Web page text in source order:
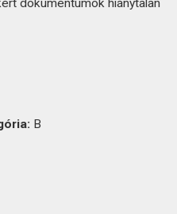
hiánytalan
B